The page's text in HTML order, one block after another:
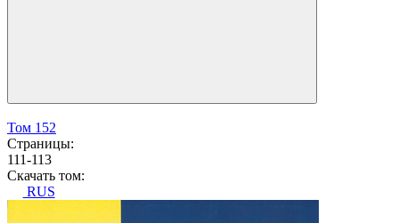
Том 152
Страницы:
111-113
Скачать том:
RUS